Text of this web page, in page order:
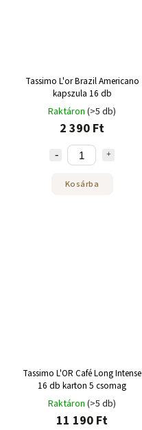
Tassimo L'or Brazil Americano
kapszula 16 db
Raktáron (>5 db)
2 390 Ft
Kosárba
Tassimo L'OR Café Long Intense
16 db karton 5 csomag
Raktáron (>5 db)
11 190 Ft